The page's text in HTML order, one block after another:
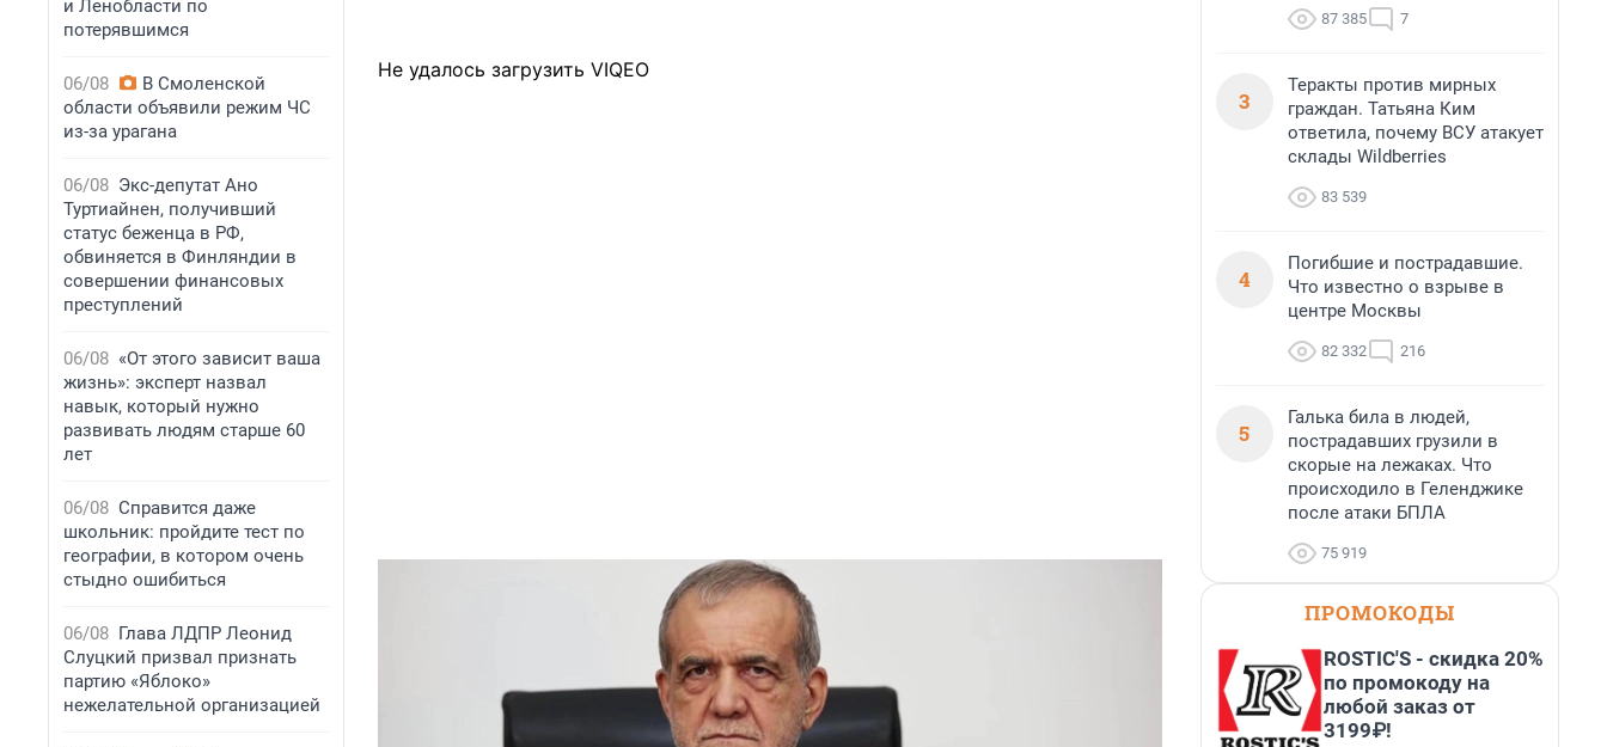
и Ленобласти по
потерявшимся
06/08
В Смоленской
области объявили режим ЧС
из-за урагана
06/08 Экс-депутат Ано
Туртиайнен, получивший
статус беженца в РФ,
обвиняется в Финляндии в
совершении финансовых
преступлений
06/08 «От этого зависит ваша
жизнь»: эксперт назвал
навык, который нужно
развивать людям старше 60
лет
06/08 Справится даже
школьник: пройдите тест по
географии, в котором очень
стыдно ошибиться
06/08 Глава ЛДПР Леонид
Слуцкий призвал признать
партию «Яблоко»
нежелательной организацией
Не удалось загрузить VIQEO
87 385 7
3
Теракты против мирных
граждан. Татьяна Ким
ответила, почему ВСУ атакует
склады Wildberries
83 539
4
Погибшие и пострадавшие.
Что известно о взрыве в
центре Москвы
82 332 216
5
Галька била в людей,
пострадавших грузили в
скорые на лежаках. Что
происходило в Геленджике
после атаки БПЛА
75 919
ПРОМОКОДЫ
ROSTIC'S - скидка 20%
по промокоду на
любой заказ от
3199₽!